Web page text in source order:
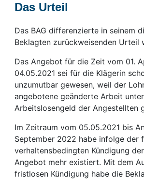
Das Urteil
Das BAG differenzierte in seinem
Beklagten zurückweisenden Urteil
Das Angebot für die Zeit vom 01.
04.05.2021 sei für die Klägerin
unzumutbar gewesen, weil der
angebotene geänderte Arbeit
Arbeitslosengeld der Angestellten
Im Zeitraum vom 05.05.2021 bis
September 2022 habe infolge der
verhaltensbedingten Kündigung
Angebot mehr existiert. Mit dem
fristlosen Kündigung habe die